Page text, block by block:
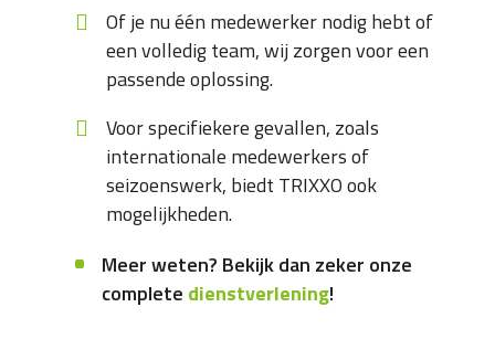
Of je nu één medewerker nodig hebt of
een volledig team, wij zorgen voor een
passende oplossing.
Voor specifiekere gevallen, zoals
internationale medewerkers of
seizoenswerk, biedt TRIXXO ook
mogelijkheden.
Meer weten? Bekijk dan zeker onze
complete dienstverlening!